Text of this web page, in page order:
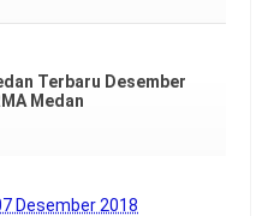
Terbaru Desember
Medan
Desember 2018